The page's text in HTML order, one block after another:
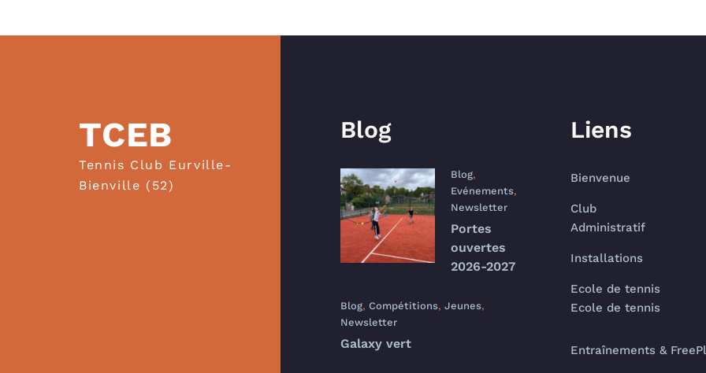
TCEB
Tennis Club Eurville-
Bienville (52)
Blog
Blog,
Evénements,
Newsletter
Portes
ouvertes
2026-2027
Blog, Compétitions, Jeunes,
Newsletter
Galaxy vert
Liens
Bienvenue
Club
Administratif
Installations
Ecole de tennis
Ecole de tennis
Entraînements &